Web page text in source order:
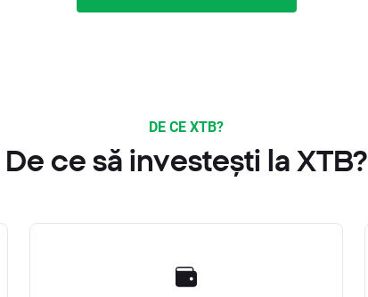
DE CE XTB?
De ce să investești la XTB?